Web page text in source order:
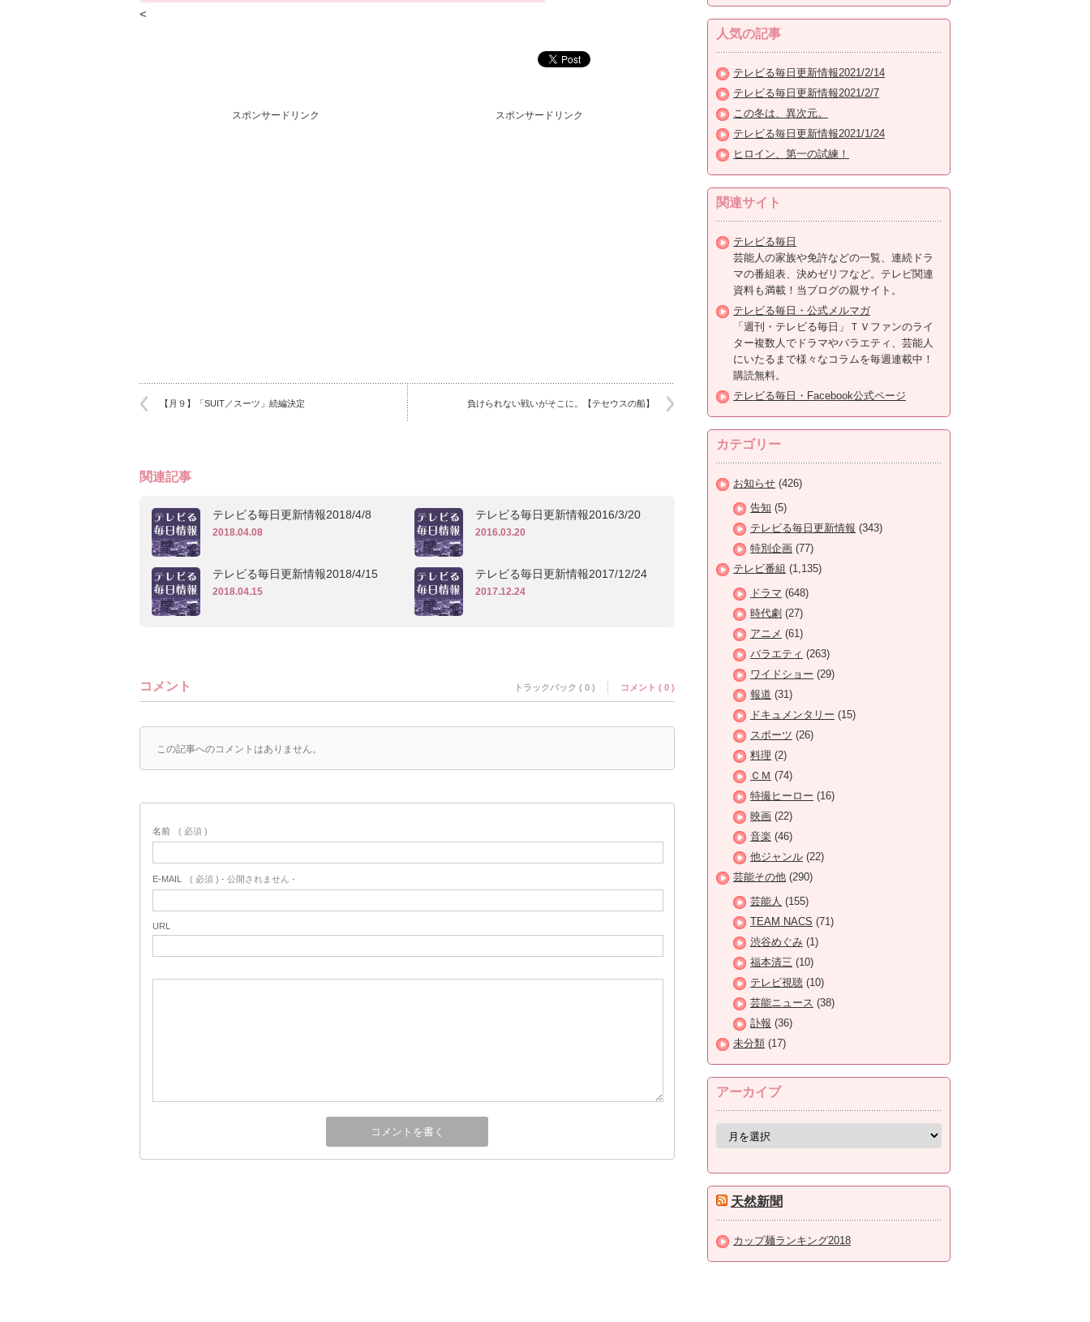
<
スポンサードリンク スポンサードリンク
【月９】「SUIT／スーツ」続編決定 負けられない戦いがそこに。【テセウスの船】
関連記事
テレビる毎日更新情報2018/4/8
2018.04.08
テレビる毎日更新情報2016/3/20
2016.03.20
テレビる毎日更新情報2018/4/15
2018.04.15
テレビる毎日更新情報2017/12/24
2017.12.24
コメント トラックバック ( 0 ) コメント ( 0 )
この記事へのコメントはありません。
名前 ( 必須 )
E-MAIL ( 必須 ) - 公開されません -
URL
人気の記事
テレビる毎日更新情報2021/2/14
テレビる毎日更新情報2021/2/7
この冬は、異次元。
テレビる毎日更新情報2021/1/24
ヒロイン、第一の試練！
関連サイト
テレビる毎日
芸能人の家族や免許などの一覧、連続ドラ
マの番組表、決めゼリフなど。テレビ関連
資料も満載！当ブログの親サイト。
テレビる毎日・公式メルマガ
「週刊・テレビる毎日」ＴＶファンのライ
ター複数人でドラマやバラエティ、芸能人
にいたるまで様々なコラムを毎週連載中！
購読無料。
テレビる毎日・Facebook公式ページ
カテゴリー
お知らせ (426)
告知 (5)
テレビる毎日更新情報 (343)
特別企画 (77)
テレビ番組 (1,135)
ドラマ (648)
時代劇 (27)
アニメ (61)
バラエティ (263)
ワイドショー (29)
報道 (31)
ドキュメンタリー (15)
スポーツ (26)
料理 (2)
ＣＭ (74)
特撮ヒーロー (16)
映画 (22)
音楽 (46)
他ジャンル (22)
芸能その他 (290)
芸能人 (155)
TEAM NACS (71)
渋谷めぐみ (1)
福本清三 (10)
テレビ視聴 (10)
芸能ニュース (38)
訃報 (36)
未分類 (17)
アーカイブ
ー
イ
ブ
天然新聞
カップ麺ランキング2018